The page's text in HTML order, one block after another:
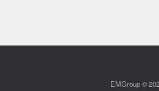
EMGroup ©